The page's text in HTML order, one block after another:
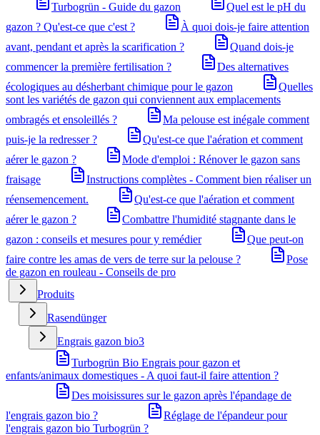
Turbogrün - Guide du gazon
Quel est le pH du
gazon ? Qu'est-ce que c'est ?
À quoi dois-je faire attention
avant, pendant et après la scarification ?
Quand dois-je
commencer la première fertilisation ?
Des alternatives
écologiques au désherbant chimique pour le gazon
Quelles
sont les variétés de gazon qui conviennent aux emplacements
ombragés et ensoleillés ?
Ma pelouse est inégale comment
puis-je la redresser ?
Qu'est-ce que l'aération et comment
aérer le gazon ?
Mode d'emploi : Rénover le gazon sans
fraisage
Instructions complètes - Comment bien réaliser un
réensemencement.
Qu'est-ce que l'aération et comment
aérer le gazon ?
Combattre l'humidité stagnante dans le
gazon : conseils et mesures pour y remédier
Que peut-on
faire contre les amas de vers de terre sur la pelouse ?
Pose
de gazon en rouleau - Conseils de pro
Produits
Rasendünger
Engrais gazon bio3
Turbogrün Bio Engrais pour gazon et
enfants/animaux domestiques - A quoi faut-il faire attention ?
Des moisissures sur le gazon après l'épandage de
l'engrais gazon bio ?
Réglage de l'épandeur pour
l'engrais gazon bio Turbogrün ?